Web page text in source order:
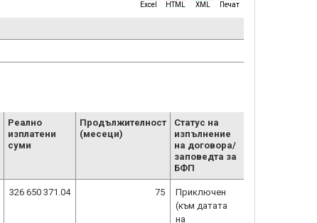
Excel HTML XML Печат
Реално
изплатени
суми
Продължителност
(месеци)
Статус на
изпълнение
на договора/
заповедта за
БФП
326 650 371.04 75
Приключен
(към датата
на